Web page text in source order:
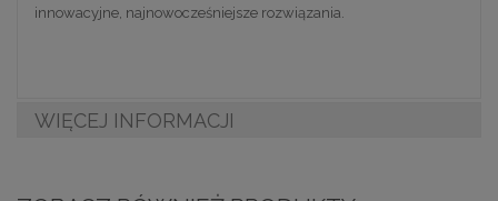
innowacyjne, najnowocześniejsze rozwiązania.
WIĘCEJ INFORMACJI